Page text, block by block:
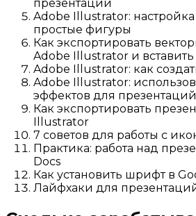
презентации
Adobe Illustrator:
простые фигуры
Как экспортировать
Adobe Illustrator и
Adobe Illustrator: как
Adobe Illustrator:
эффектов для презентаций
Как экспортировать
Illustrator
7 советов для работы с
Практика: работа над
Docs
Как установить шрифт в
Лайфхаки для